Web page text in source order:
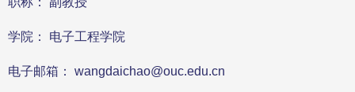
学院： 电子工程学院
电子邮箱： wangdaichao@ouc.edu.cn